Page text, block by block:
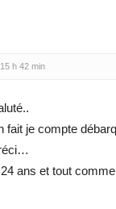
h 42 min
fait je compte
ans et tout